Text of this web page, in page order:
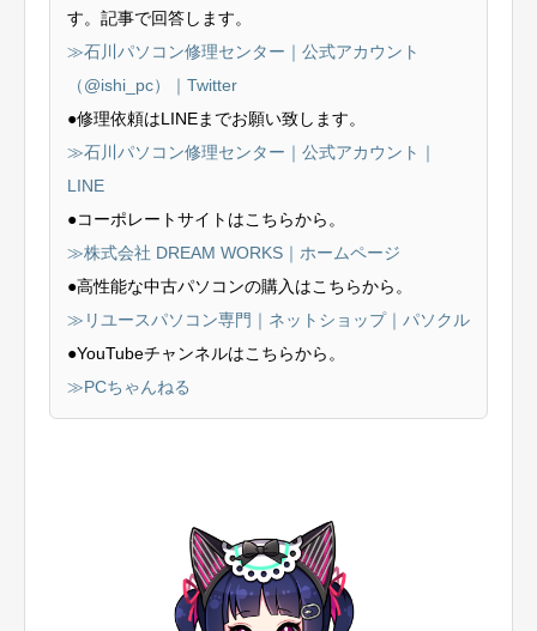
す。記事で回答します。
≫石川パソコン修理センター｜公式アカウント
（@ishi_pc）｜Twitter
●修理依頼はLINEまでお願い致します。
≫石川パソコン修理センター｜公式アカウント｜
LINE
●コーポレートサイトはこちらから。
≫株式会社 DREAM WORKS｜ホームページ
●高性能な中古パソコンの購入はこちらから。
≫リユースパソコン専門｜ネットショップ｜パソクル
●YouTubeチャンネルはこちらから。
≫PCちゃんねる